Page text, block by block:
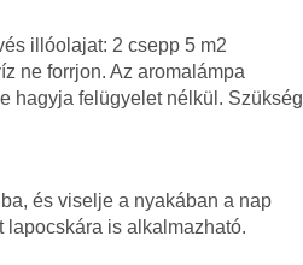
illóolajat: 2 csepp 5 m2
ne forrjon. Az aromalámpa
hagyja felügyelet nélkül. Szükség
és viselje a nyakában a nap
is alkalmazható.